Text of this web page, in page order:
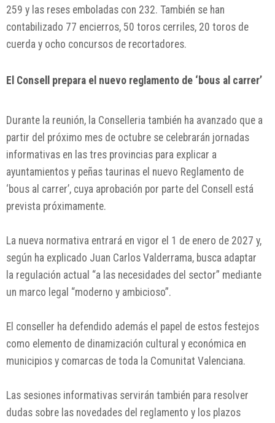
259 y las reses emboladas con 232. También se han
contabilizado 77 encierros, 50 toros cerriles, 20 toros de
cuerda y ocho concursos de recortadores.
El Consell prepara el nuevo reglamento de ‘bous al carrer’
Durante la reunión, la Conselleria también ha avanzado que a
partir del próximo mes de octubre se celebrarán jornadas
informativas en las tres provincias para explicar a
ayuntamientos y peñas taurinas el nuevo Reglamento de
‘bous al carrer’, cuya aprobación por parte del Consell está
prevista próximamente.
La nueva normativa entrará en vigor el 1 de enero de 2027 y,
según ha explicado Juan Carlos Valderrama, busca adaptar
la regulación actual “a las necesidades del sector” mediante
un marco legal “moderno y ambicioso”.
El conseller ha defendido además el papel de estos festejos
como elemento de dinamización cultural y económica en
municipios y comarcas de toda la Comunitat Valenciana.
Las sesiones informativas servirán también para resolver
dudas sobre las novedades del reglamento y los plazos